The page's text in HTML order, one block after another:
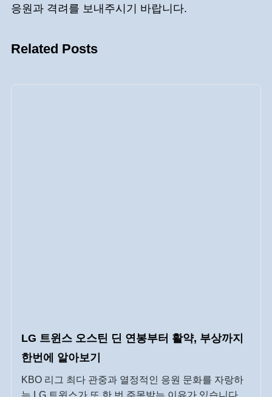
응원과 격려를 보내주시기 바랍니다.
Related Posts
LG 트윈스 오스틴 딘 연봉부터 활약, 부상까지
한번에 알아보기
KBO 리그 최다 관중과 열정적인 응원 문화를 자랑하
는 LG 트윈스가 또 한 번 주목받는 이유가 있습니다.